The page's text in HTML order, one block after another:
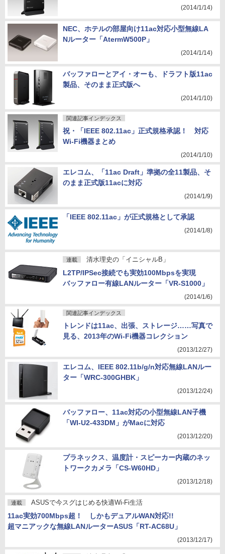
(2014/1/14)
NEC、ホテルの部屋向け11ac対応小型無線LA
Nルーター「AtermW500P」
(2014/1/14)
バッファローとアイ・オーも、ドラフト版11ac
製品、そのまま正式版へ
(2014/1/10)
関連記事インデックス
祝・「IEEE 802.11ac」正式規格承認！ 対応
Wi-Fi機器まとめ
(2014/1/10)
エレコム、「11ac Draft」準拠の全11製品、そ
のまま正式版11acに対応
(2014/1/9)
「IEEE 802.11ac」が正式規格として承認
(2014/1/8)
連載 清水理史の「イニシャルB」
L2TP/IPSec接続でも実効100Mbpsを実現
バッファロー有線LANルーター「VR-S1000」
(2014/1/6)
関連記事インデックス
トレンドは11ac、出張、ストレージ……写真で
見る、2013年のWi-Fi機器コレクション
(2013/12/27)
エレコム、IEEE 802.11b/g/n対応無線LANルー
ター「WRC-300GHBK」
(2013/12/24)
バッファロー、11ac対応の小型無線LAN子機
「WI-U2-433DM」がMacに対応
(2013/12/20)
プラネックス、温度計・スピーカー内蔵のネッ
トワークカメラ「CS-W60HD」
(2013/12/18)
連載 ASUSで今スグはじめる快適Wi-Fi生活
11ac実効700Mbps超！ しかもデュアルWAN対応!!
超マニアックな無線LANルーターASUS「RT-AC68U」
(2013/12/17)